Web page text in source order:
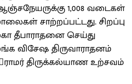
1,008 வடைகள்
சாற்றப்பட்டது. சிறப்பு
தீபாராதனை செய்து
விசேஷ திருவாராதனம்
திருக்கல்யாண உற்சவம்